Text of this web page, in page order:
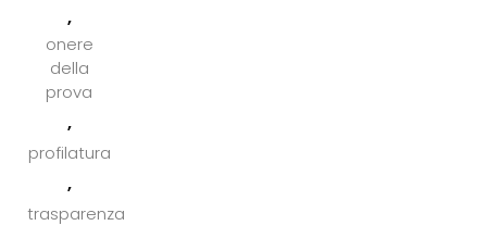
,
onere
della
prova
,
profilatura
,
trasparenza